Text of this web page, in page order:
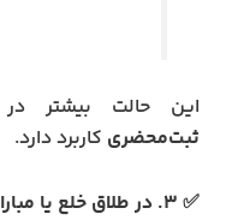
این حالت بیشتر در
ثبت‌محضری کاربرد دارد.
✅ ۳. در طلاق خلع یا مبارات